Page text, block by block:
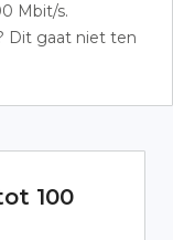
Mbit/s.
Dit gaat niet ten
100